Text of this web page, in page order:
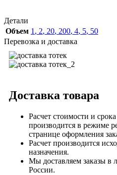
Детали
Объем 1 , 2, 20, 200, 4, 5, 50
Перевозка и доставка
Доставка товара
Расчет стоимости и
производится в режиме
странице оформления
Расчет производится
назначения.
Мы доставляем заказы в
России.